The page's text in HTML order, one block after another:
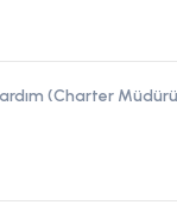
(Charter